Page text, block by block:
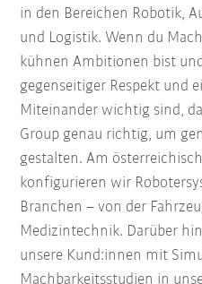
in den Bereichen Robotik,
und Logistik. Wenn du
kühnen Ambitionen bist
gegenseitiger Respekt und
Miteinander wichtig sind,
Group genau richtig, um
gestalten. Am
konfigurieren wir
Branchen – von der
Medizintechnik. Darüber
unsere Kund:innen mit
Machbarkeitsstudien in